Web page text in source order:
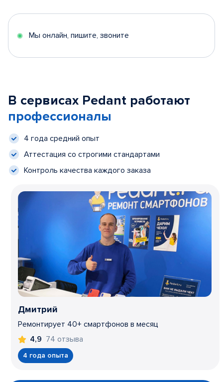
Мы онлайн, пишите, звоните
В сервисах Pedant работают
профессионалы
4 года средний опыт
Аттестация со строгими стандартами
Контроль качества каждого заказа
Дмитрий
Ремонтирует 40+ смартфонов в месяц
4,9 74 отзыва
4 года опыта